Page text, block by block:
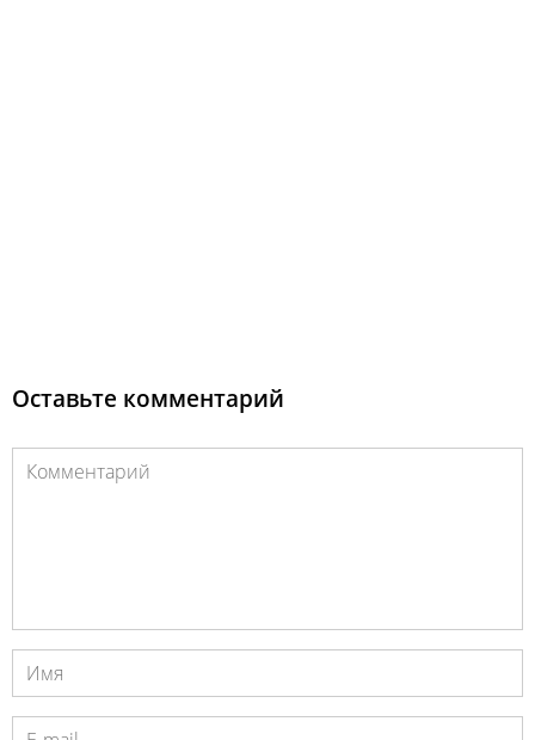
Оставьте комментарий